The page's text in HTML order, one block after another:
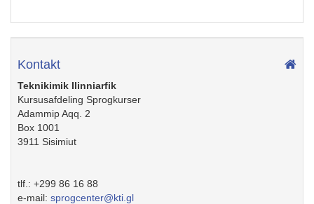
Kontakt
Teknikimik Ilinniarfik
Kursusafdeling Sprogkurser
Adammip Aqq. 2
Box 1001
3911 Sisimiut
tlf.: +299 86 16 88
e-mail: sprogcenter@kti.gl